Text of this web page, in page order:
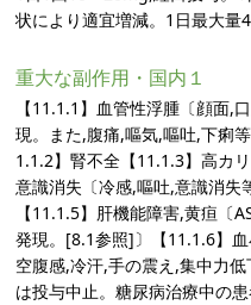
状により適宜増減。1日最大量
重大な副作用・国内１
【11.1.1】血管性浮腫〔顔面,
現。また,腹痛,嘔気,嘔吐,下痢
1.1.2】腎不全【11.1.3】高カ
意識消失〔冷感,嘔吐,意識消失
【11.1.5】肝機能障害,黄疸〔
発現。[8.1参照]〕【11.1.6】
空腹感,冷汗,手の震え,集中力
は投与中止。糖尿病治療中の